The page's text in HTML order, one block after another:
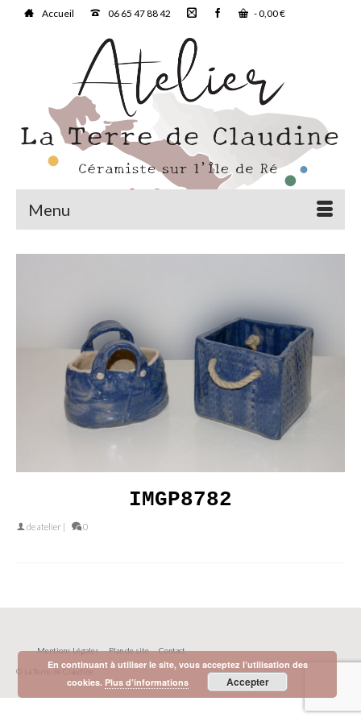
Accueil 06 65 47 88 42 -0,00€
Menu
IMGP8782
deatelier 0
Mentions Légales Plan de site Contact
© La Terre de Claudine
En continuant à utiliser le site, vous acceptez l’utilisation des
cookies. Plus d’informations Accepter